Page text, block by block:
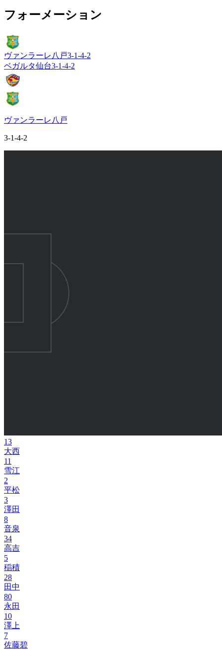
フォーメーション
ヴァンラーレ八戸3-1-4-2
ベガルタ仙台3-1-4-2
ヴァンラーレ八戸
3-1-4-2
13
大西
11
雪江
2
平松
3
澤田
8
音泉
34
高吉
5
稲積
28
田中
80
永田
10
澤上
7
佐藤碧